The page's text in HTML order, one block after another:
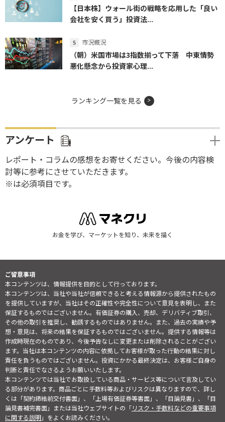
【日本株】ウォール街の戦略を応用した「良い
会社を安く買う」投資法...
市況概況
（朝）米国市場は3指数揃って下落 中東情勢
悪化懸念から投資家心理...
ランキング一覧を見る
アンケート
レポート・コラムの感想をお寄せください。今後の内容検
討等に参考にさせていただきます。
※は必須項目です。
お金を学び、マーケットを知り、未来を描く
ご留意事項
本コンテンツは、情報提供を目的として行っております。
本コンテンツは、当社や当社が信頼できると考える情報源から提供されたもの
を提供していますが、当社はその正確性や完全性について意見を表明し、また
保証するものではございません。有価証券の購入、売却、デリバティブ取引、
その他の取引を推奨し、勧誘するものではありません。また、過去の実績や予
想・意見は、将来の結果を保証するものではございません。提供する情報等は
作成時現在のものであり、今後予告なしに変更または削除されることがござい
ます。当社は本コンテンツの内容に依拠してお客様が取った行動の結果に対し
責任を負うものではございません。投資にかかる最終決定は、お客様ご自身の
判断と責任でなさるようお願いいたします。
本コンテンツでは当社でお取扱している商品・サービス等について言及してい
る部分があります。商品ごとに手数料等およびリスクは異なりますので、詳し
くは「契約締結前交付書面」、「上場有価証券等書面」、「目論見書」、「目
論見書補完書面」または当社ウェブサイトの「リスク・手数料などの重要事項
に関する説明」をよくお読みください。